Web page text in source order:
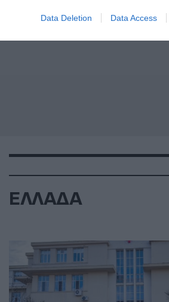
Data Deletion Data Access
ΕΛΛΑΔΑ